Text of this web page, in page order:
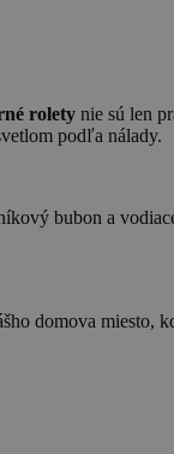
rolety nie sú len
podľa nálady.
bubon a
domova miesto,